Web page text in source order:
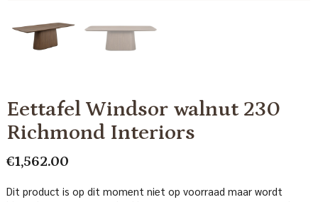
Eettafel Windsor walnut 230
Richmond Interiors
€1,562.00
Dit product is op dit moment niet op voorraad maar wordt